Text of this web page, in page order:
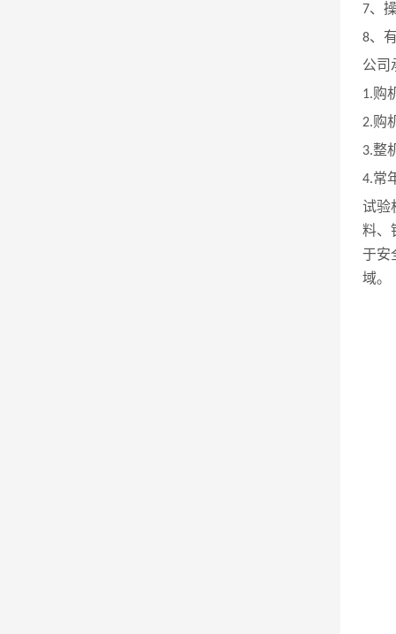
7、
8、
公司
1.购
2.购
3.整
4.常
试验
料、
于安
域。